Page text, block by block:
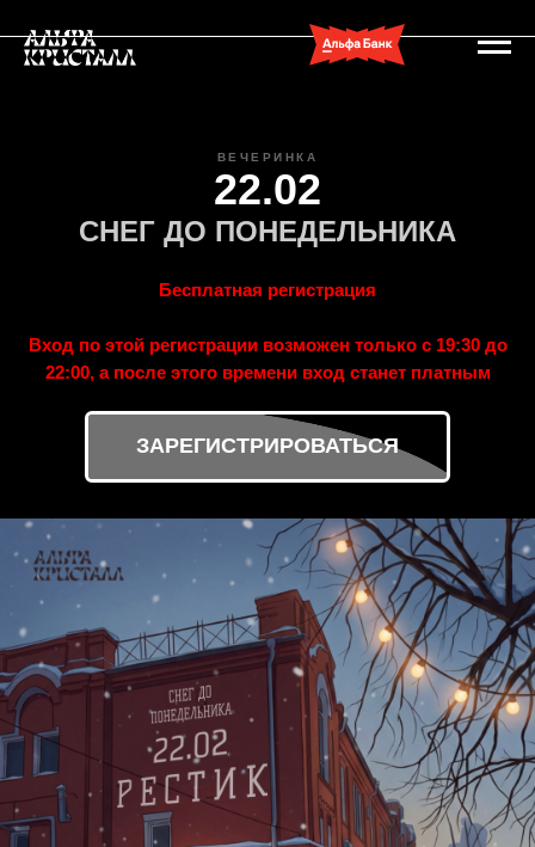
ВЕЧЕРИНКА
22.02
СНЕГ ДО ПОНЕДЕЛЬНИКА
Бесплатная регистрация
Вход по этой регистрации возможен только c 19:30 до
22:00, а после этого времени вход станет платным
ЗАРЕГИСТРИРОВАТЬСЯ